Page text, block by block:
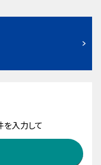
を入力して